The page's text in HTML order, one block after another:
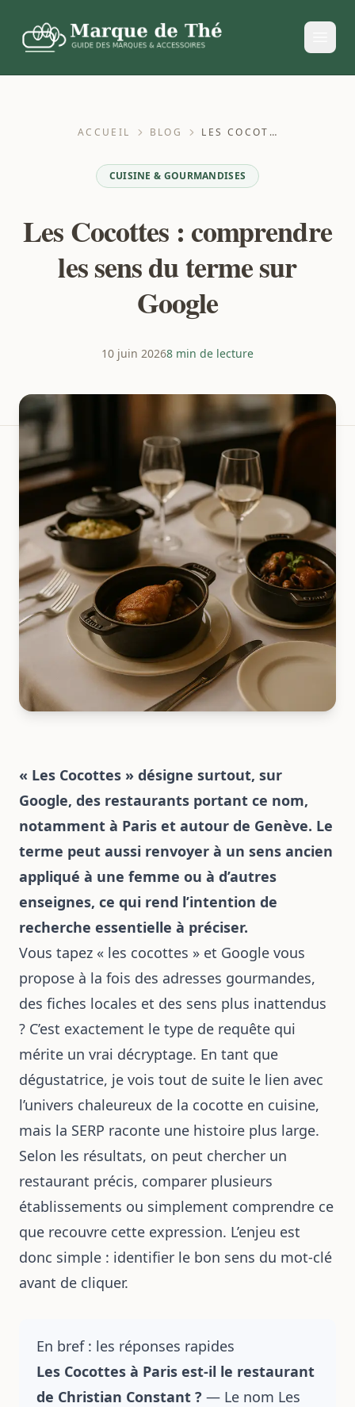
ACCUEIL BLOG LES COCOTTES : COMPRENDRE LES SENS DU TERME SUR GOOGLE
CUISINE & GOURMANDISES
Les Cocottes : comprendre
les sens du terme sur
Google
10 juin 20268 min de lecture
« Les Cocottes » désigne surtout, sur
Google, des restaurants portant ce nom,
notamment à Paris et autour de Genève. Le
terme peut aussi renvoyer à un sens ancien
appliqué à une femme ou à d’autres
enseignes, ce qui rend l’intention de
recherche essentielle à préciser.
Vous tapez « les cocottes » et Google vous
propose à la fois des adresses gourmandes,
des fiches locales et des sens plus inattendus
? C’est exactement le type de requête qui
mérite un vrai décryptage. En tant que
dégustatrice, je vois tout de suite le lien avec
l’univers chaleureux de la cocotte en cuisine,
mais la SERP raconte une histoire plus large.
Selon les résultats, on peut chercher un
restaurant précis, comparer plusieurs
établissements ou simplement comprendre ce
que recouvre cette expression. L’enjeu est
donc simple : identifier le bon sens du mot-clé
avant de cliquer.
En bref : les réponses rapides
Les Cocottes à Paris est-il le restaurant
de Christian Constant ? — Le nom Les